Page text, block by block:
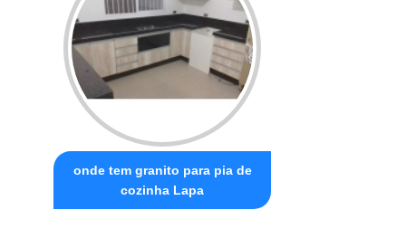
onde tem granito para pia de
cozinha Lapa